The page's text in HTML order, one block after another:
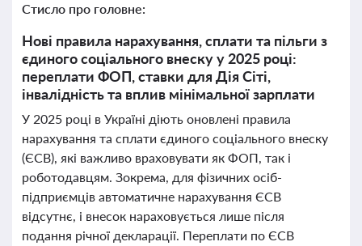
Стисло про головне:
Нові правила нарахування, сплати та пільги з
єдиного соціального внеску у 2025 році:
переплати ФОП, ставки для Дія Сіті,
інвалідність та вплив мінімальної зарплати
У 2025 році в Україні діють оновлені правила
нарахування та сплати єдиного соціального внеску
(ЄСВ), які важливо враховувати як ФОП, так і
роботодавцям. Зокрема, для фізичних осіб-
підприємців автоматичне нарахування ЄСВ
відсутнє, і внесок нараховується лише після
подання річної декларації. Переплати по ЄСВ